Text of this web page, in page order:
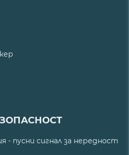
пусни сигнал за нередност